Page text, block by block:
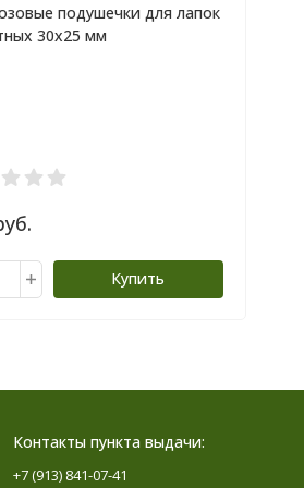
подушечки для лапок
30x25 мм
Купить
Контакты пункта выдачи:
+7 (913) 841-07-41